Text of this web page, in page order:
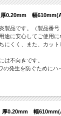
0.20mm 幅
製品です。（製品番
途に安心してご使用
にくく、また、カッ
不向きです。
発生を防ぐためにハ
0.20mm 幅